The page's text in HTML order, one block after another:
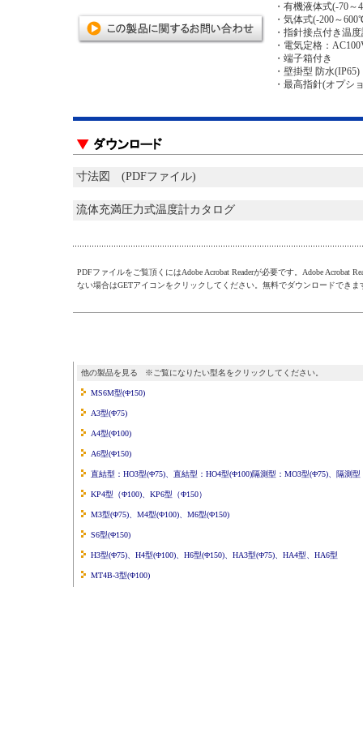
・有機液体式(-70～
・気体式(-200～
・指針接点付き温
・電気定格：
・端子箱付き
・壁掛型 防水(IP65)
・最高指針(オプシ
寸法図 (PDFファイル)
流体充満圧力式温度計カタログ
PDFファイルをご覧頂くにはAdobe Acrobat Readerが必要です。Adobe Acrobat
ない場合はGETアイコンをクリックしてください。無料でダウンロードできま
他の製品を見る ※ご覧になりたい型名をクリックしてください。
MS6M型(Φ150)
A3型(Φ75)
A4型(Φ100)
A6型(Φ150)
直結型：HO3型(Φ75)、直結型：HO4型(Φ100)隔測型：MO3型(Φ75)、隔測型
KP4型（Φ100)、KP6型（Φ150）
M3型(Φ75)、M4型(Φ100)、M6型(Φ150)
S6型(Φ150)
H3型(Φ75)、H4型(Φ100)、H6型(Φ150)、HA3型(Φ75)、HA4型、HA6型
MT4B-3型(Φ100)